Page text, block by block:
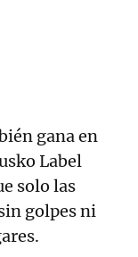
gana en
Label
solo las
golpes ni